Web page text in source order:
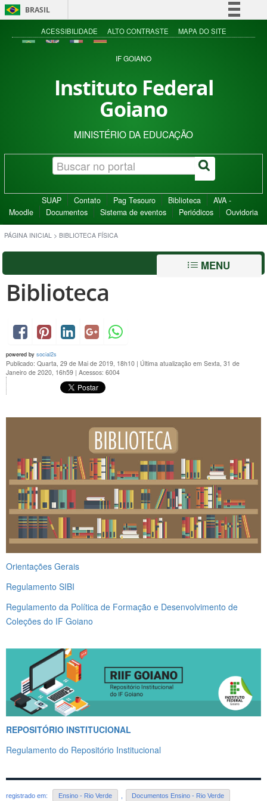
BRASIL
Simplifique!
Acesso à informação
ACESSIBILIDADE ALTO CONTRASTE MAPA DO SITE
IF GOIANO
Instituto Federal
Goiano
MINISTÉRIO DA EDUCAÇÃO
SUAP Contato Pag Tesouro Biblioteca
AVA -
Moodle
Documentos Sistema de eventos Periódicos Ouvidoria
PÁGINA INICIAL > BIBLIOTECA FÍSICA
MENU
Biblioteca
powered by social2s
Publicado: Quarta, 29 de Mai de 2019, 18h10 | Última atualização em Sexta, 31 de
Janeiro de 2020, 16h59 | Acessos: 6004
Orientações Gerais
Regulamento SIBI
Regulamento da Política de Formação e Desenvolvimento de
Coleções do IF Goiano
REPOSITÓRIO INSTITUCIONAL
Regulamento do Repositório Institucional
registrado em: Ensino - Rio Verde Documentos Ensino - Rio Verde